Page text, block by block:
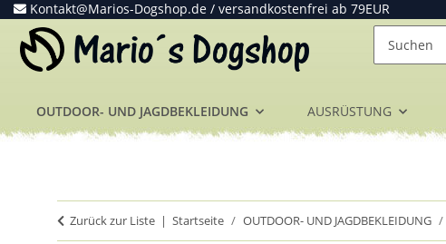
Kontakt@Marios-Dogshop.de / versandkostenfrei ab 79EUR
OUTDOOR- UND JAGDBEKLEIDUNG AUSRÜSTUNG
Zurück zur Liste Startseite OUTDOOR- UND JAGDBEKLEIDUNG